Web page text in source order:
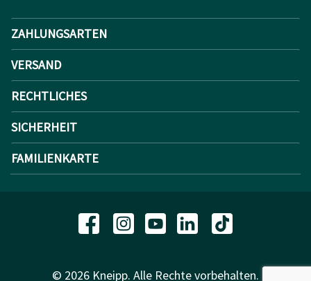
ZAHLUNGSARTEN
VERSAND
RECHTLICHES
SICHERHEIT
FAMILIENKARTE
© 2026 Kneipp. Alle Rechte vorbehalten.